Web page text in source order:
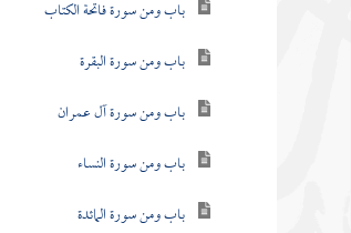
باب ومن سورة فاتحة الكتاب
باب ومن سورة البقرة
باب ومن سورة آل عمران
باب ومن سورة النساء
باب ومن سورة المائدة